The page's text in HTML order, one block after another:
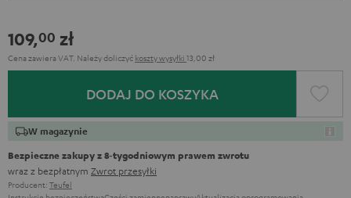
109,00 zł
Cena zawiera VAT. Należy doliczyć koszty wysyłki 13,00 zł
DODAJ DO KOSZYKA
W magazynie
Bezpieczne zakupy z 8‑tygodniowym prawem zwrotu
wraz z bezpłatnym Zwrot przesyłki
Producent: Teufel